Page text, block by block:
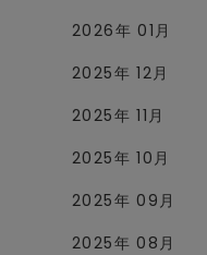
2026年 01月
2025年 12月
2025年 11月
2025年 10月
2025年 09月
2025年 08月